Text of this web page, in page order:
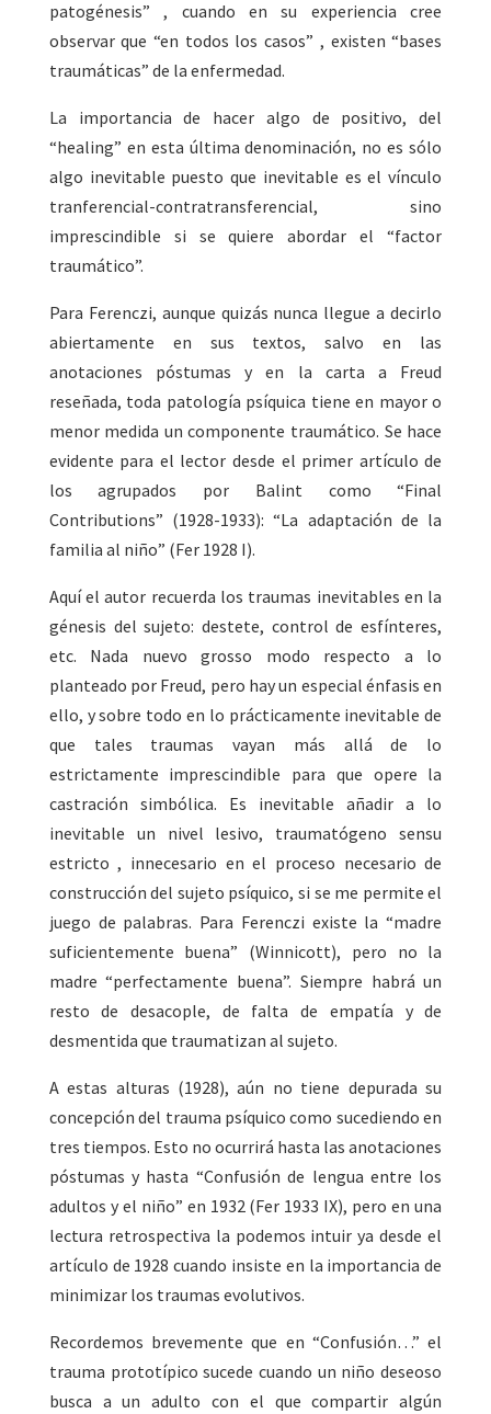
patogénesis” , cuando en su experiencia cree
observar que “en todos los casos” , existen “bases
traumáticas” de la enfermedad.
La importancia de hacer algo de positivo, del
“healing” en esta última denominación, no es sólo
algo inevitable puesto que inevitable es el vínculo
tranferencial-contratransferencial, sino
imprescindible si se quiere abordar el “factor
traumático”.
Para Ferenczi, aunque quizás nunca llegue a decirlo
abiertamente en sus textos, salvo en las
anotaciones póstumas y en la carta a Freud
reseñada, toda patología psíquica tiene en mayor o
menor medida un componente traumático. Se hace
evidente para el lector desde el primer artículo de
los agrupados por Balint como “Final
Contributions” (1928-1933): “La adaptación de la
familia al niño” (Fer 1928 I).
Aquí el autor recuerda los traumas inevitables en la
génesis del sujeto: destete, control de esfínteres,
etc. Nada nuevo grosso modo respecto a lo
planteado por Freud, pero hay un especial énfasis en
ello, y sobre todo en lo prácticamente inevitable de
que tales traumas vayan más allá de lo
estrictamente imprescindible para que opere la
castración simbólica. Es inevitable añadir a lo
inevitable un nivel lesivo, traumatógeno sensu
estricto , innecesario en el proceso necesario de
construcción del sujeto psíquico, si se me permite el
juego de palabras. Para Ferenczi existe la “madre
suficientemente buena” (Winnicott), pero no la
madre “perfectamente buena”. Siempre habrá un
resto de desacople, de falta de empatía y de
desmentida que traumatizan al sujeto.
A estas alturas (1928), aún no tiene depurada su
concepción del trauma psíquico como sucediendo en
tres tiempos. Esto no ocurrirá hasta las anotaciones
póstumas y hasta “Confusión de lengua entre los
adultos y el niño” en 1932 (Fer 1933 IX), pero en una
lectura retrospectiva la podemos intuir ya desde el
artículo de 1928 cuando insiste en la importancia de
minimizar los traumas evolutivos.
Recordemos brevemente que en “Confusión…” el
trauma prototípico sucede cuando un niño deseoso
busca a un adulto con el que compartir algún